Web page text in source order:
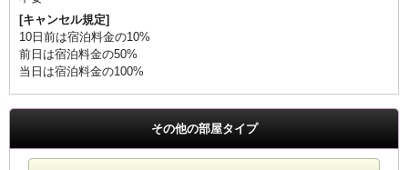
[キャンセル規定]
10日前は宿泊料金の10%
前日は宿泊料金の50%
当日は宿泊料金の100%
その他の部屋タイプ